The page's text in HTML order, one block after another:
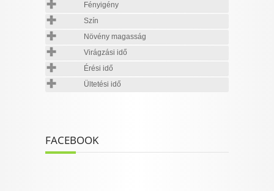
Fényigény
Szín
Növény magasság
Virágzási idő
Érési idő
Ültetési idő
FACEBOOK